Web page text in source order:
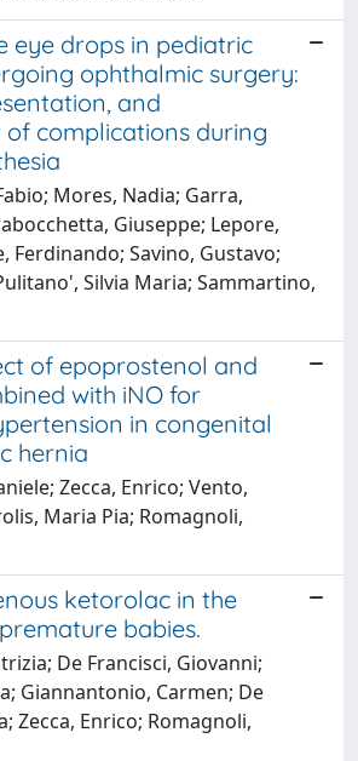
eye drops in pediatric
ophthalmic surgery:
and
complications during
Mores, Nadia; Garra,
Giuseppe; Lepore,
Ferdinando; Savino, Gustavo;
Silvia Maria; Sammartino,
of epoprostenol and
with iNO for
in congenital
hernia
Zecca, Enrico; Vento,
Maria Pia; Romagnoli,
ketorolac in the
babies.
De Francisci, Giovanni;
Giannantonio, Carmen; De
Zecca, Enrico; Romagnoli,